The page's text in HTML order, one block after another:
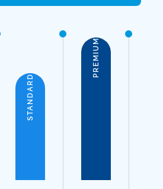
STANDARD
PREMIUM